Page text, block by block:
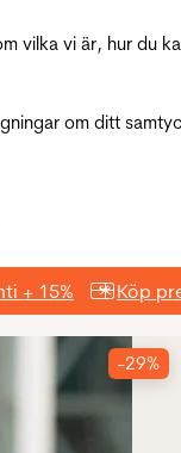
vilka vi är, hur du
om ditt
+ 15% Köp
-29%